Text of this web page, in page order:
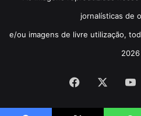
jornalísticas de
e/ou imagens de livre utilização,
2026
Facebook